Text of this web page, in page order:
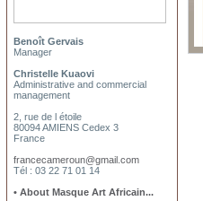
Benoît Gervais
Manager
Christelle Kuaovi
Administrative and commercial
management
2, rue de l étoile
80094 AMIENS Cedex 3
France
francecameroun@gmail.com
Tél : 03 22 71 01 14
• About Masque Art Africain...